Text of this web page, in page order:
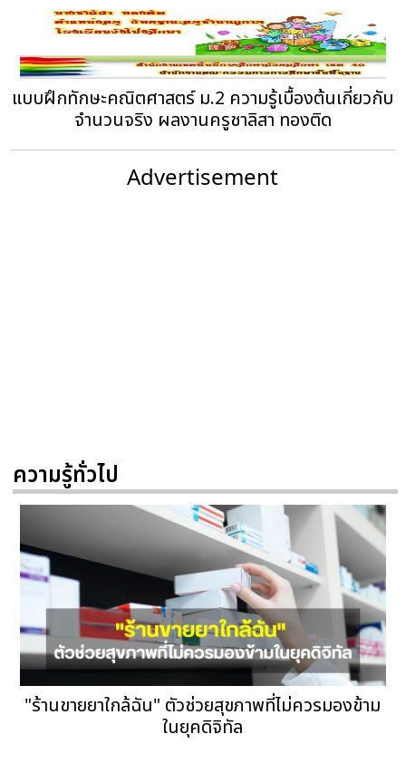
แบบฝึกทักษะคณิตศาสตร์ ม.2 ความรู้เบื้องต้นเกี่ยวกับ
จำนวนจริง ผลงานครูชาลิสา ทองติด
Advertisement
ความรู้ทั่วไป
"ร้านขายยาใกล้ฉัน" ตัวช่วยสุขภาพที่ไม่ควรมองข้าม
ในยุคดิจิทัล